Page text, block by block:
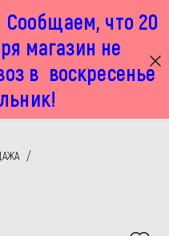
Сообщаем, что 20
магазин не
в воскресенье
+7 925 449 67 92
/